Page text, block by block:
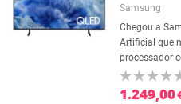
Samsung
Chegou a
Artificial que
processador
1.249,00